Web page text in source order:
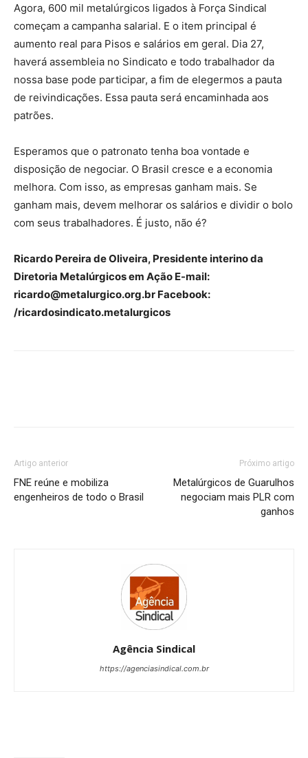
Agora, 600 mil metalúrgicos ligados à Força Sindical
começam a campanha salarial. E o item principal é
aumento real para Pisos e salários em geral. Dia 27,
haverá assembleia no Sindicato e todo trabalhador da
nossa base pode participar, a fim de elegermos a pauta
de reivindicações. Essa pauta será encaminhada aos
patrões.
Esperamos que o patronato tenha boa vontade e
disposição de negociar. O Brasil cresce e a economia
melhora. Com isso, as empresas ganham mais. Se
ganham mais, devem melhorar os salários e dividir o bolo
com seus trabalhadores. É justo, não é?
Ricardo Pereira de Oliveira, Presidente interino da
Diretoria Metalúrgicos em Ação E-mail:
ricardo@metalurgico.org.br Facebook:
/ricardosindicato.metalurgicos
Artigo anterior
FNE reúne e mobiliza
engenheiros de todo o Brasil
Próximo artigo
Metalúrgicos de Guarulhos
negociam mais PLR com
ganhos
Agência Sindical
https://agenciasindical.com.br